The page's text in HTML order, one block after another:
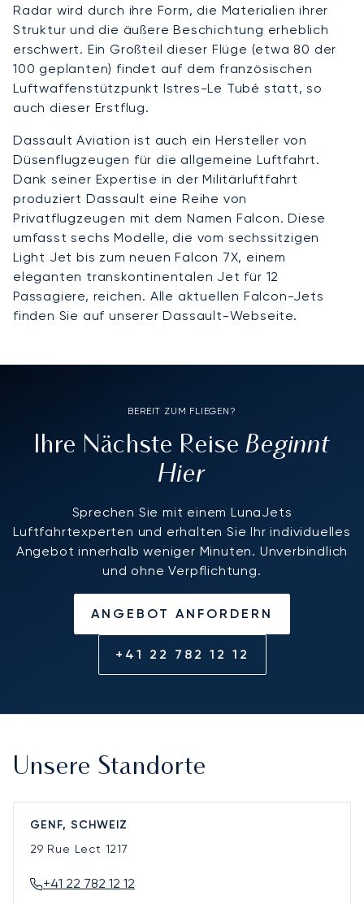
Radar wird durch ihre Form, die Materialien ihrer
Struktur und die äußere Beschichtung erheblich
erschwert. Ein Großteil dieser Flüge (etwa 80 der
100 geplanten) findet auf dem französischen
Luftwaffenstützpunkt Istres-Le Tubé statt, so
auch dieser Erstflug.
Dassault Aviation ist auch ein Hersteller von
Düsenflugzeugen für die allgemeine Luftfahrt.
Dank seiner Expertise in der Militärluftfahrt
produziert Dassault eine Reihe von
Privatflugzeugen mit dem Namen Falcon. Diese
umfasst sechs Modelle, die vom sechssitzigen
Light Jet bis zum neuen Falcon 7X, einem
eleganten transkontinentalen Jet für 12
Passagiere, reichen. Alle aktuellen Falcon-Jets
finden Sie auf unserer Dassault-Webseite.
BEREIT ZUM FLIEGEN?
Ihre Nächste ReiseBeginnt
Hier
Sprechen Sie mit einem LunaJets
Luftfahrtexperten und erhalten Sie Ihr individuelles
Angebot innerhalb weniger Minuten. Unverbindlich
und ohne Verpflichtung.
ANGEBOT ANFORDERN
+41 22 782 12 12
Unsere Standorte
GENF, SCHWEIZ
29 Rue Lect 1217
+41 22 782 12 12